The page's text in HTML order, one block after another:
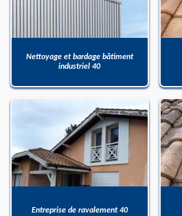
Nettoyage et bardage bâtiment
industriel 40
Entreprise de ravalement 40